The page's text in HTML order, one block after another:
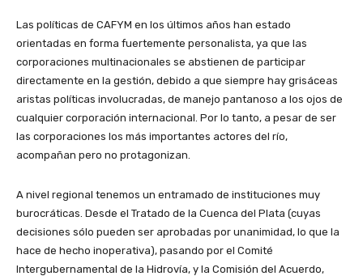
Las políticas de CAFYM en los últimos años han estado
orientadas en forma fuertemente personalista, ya que las
corporaciones multinacionales se abstienen de participar
directamente en la gestión, debido a que siempre hay grisáceas
aristas políticas involucradas, de manejo pantanoso a los ojos de
cualquier corporación internacional. Por lo tanto, a pesar de ser
las corporaciones los más importantes actores del río,
acompañan pero no protagonizan.
A nivel regional tenemos un entramado de instituciones muy
burocráticas. Desde el Tratado de la Cuenca del Plata (cuyas
decisiones sólo pueden ser aprobadas por unanimidad, lo que la
hace de hecho inoperativa), pasando por el Comité
Intergubernamental de la Hidrovía, y la Comisión del Acuerdo,